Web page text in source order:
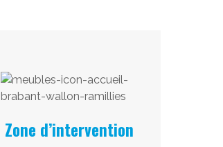
Zone d’intervention